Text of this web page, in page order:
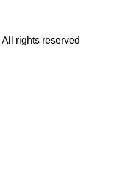
All rights reserved